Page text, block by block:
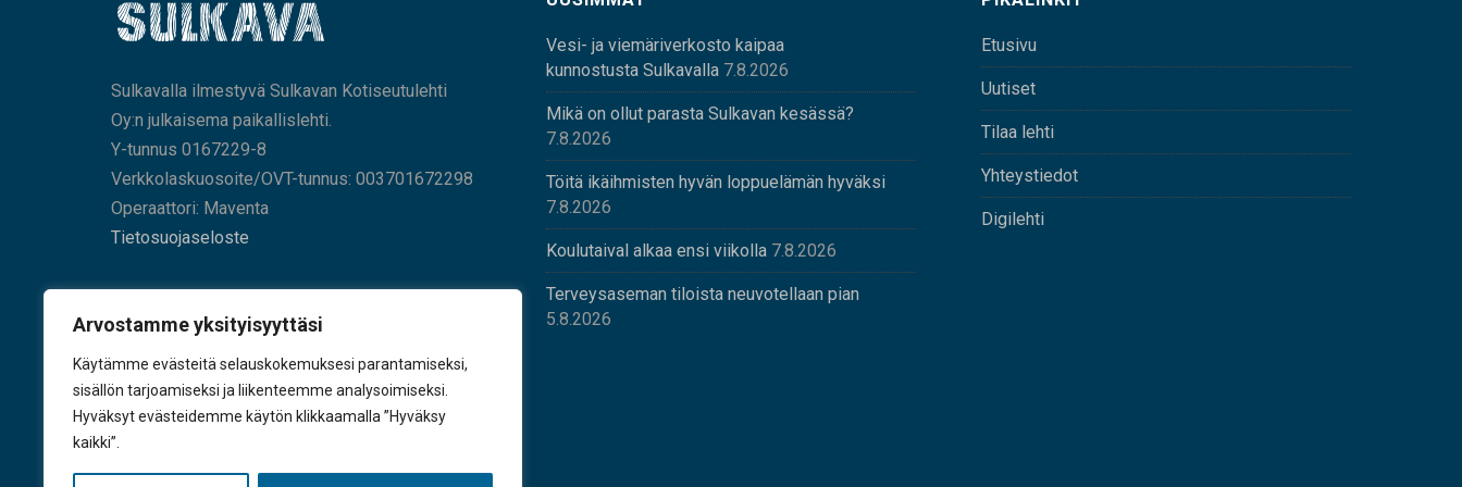
Arvostamme yksityisyyttäsi
Käytämme evästeitä selauskokemuksesi parantamiseksi,
sisällön tarjoamiseksi ja liikenteemme analysoimiseksi.
Hyväksyt evästeidemme käytön klikkaamalla ”Hyväksy
kaikki”.
Sulkavalla ilmestyvä Sulkavan Kotiseutulehti
Oy:n julkaisema paikallislehti.
Y-tunnus 0167229-8
Verkkolaskuosoite/OVT-tunnus: 003701672298
Operaattori: Maventa
Tietosuojaseloste
KÄY TYKKÄÄMÄSSÄ
Vesi- ja viemäriverkosto kaipaa
kunnostusta Sulkavalla 7.8.2026
Mikä on ollut parasta Sulkavan kesässä?
7.8.2026
Töitä ikäihmisten hyvän loppuelämän hyväksi
7.8.2026
Koulutaival alkaa ensi viikolla 7.8.2026
Terveysaseman tiloista neuvotellaan pian
5.8.2026
Etusivu
Uutiset
Tilaa lehti
Yhteystiedot
Digilehti